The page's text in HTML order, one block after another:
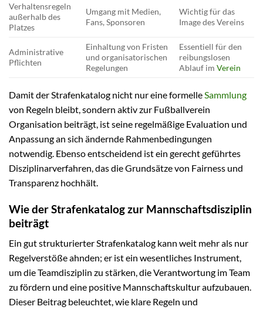
Verhaltensregeln
außerhalb des
Platzes
Umgang mit Medien,
Fans, Sponsoren
Wichtig für das
Image des Vereins
Administrative
Pflichten
Einhaltung von Fristen
und organisatorischen
Regelungen
Essentiell für den
reibungslosen
Ablauf imVerein
Damit der Strafenkatalog nicht nur eine formelleSammlung
von Regeln bleibt, sondern aktiv zur Fußballverein
Organisation beiträgt, ist seine regelmäßige Evaluation und
Anpassung an sich ändernde Rahmenbedingungen
notwendig. Ebenso entscheidend ist ein gerecht geführtes
Disziplinarverfahren, das die Grundsätze von Fairness und
Transparenz hochhält.
Wie der Strafenkatalog zur Mannschaftsdisziplin
beiträgt
Ein gut strukturierter Strafenkatalog kann weit mehr als nur
Regelverstöße ahnden; er ist ein wesentliches Instrument,
um die Teamdisziplin zu stärken, die Verantwortung im Team
zu fördern und eine positive Mannschaftskultur aufzubauen.
Dieser Beitrag beleuchtet, wie klare Regeln und